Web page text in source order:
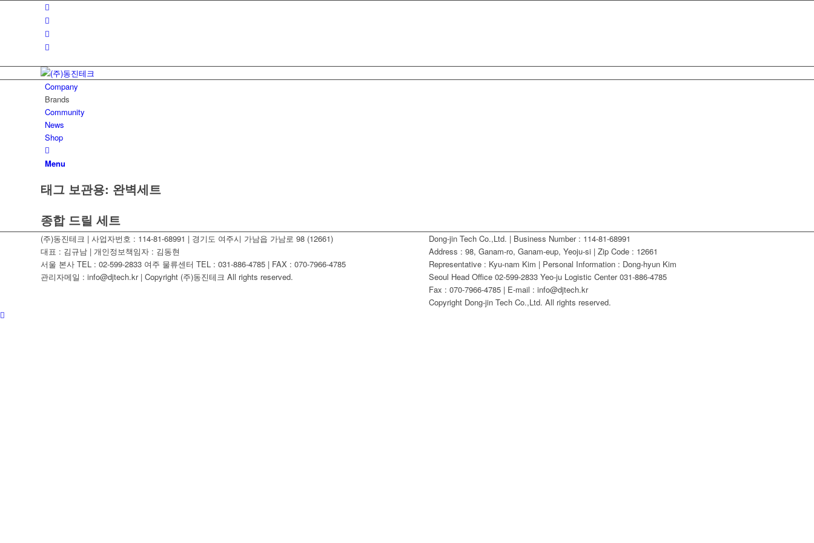
Company
Brands
Community
News
Shop
Menu
태그 보관용: 완벽세트
종합 드릴 세트
(주)동진테크 | 사업자번호 : 114-81-68991 | 경기도 여주시 가남읍 가남로 98 (12661)
대표 : 김규남 | 개인정보책임자 : 김동현
서울 본사 TEL : 02-599-2833 여주 물류센터 TEL : 031-886-4785 | FAX : 070-7966-4785
관리자메일 : info@djtech.kr | Copyright (주)동진테크 All rights reserved.
Dong-jin Tech Co.,Ltd. | Business Number : 114-81-68991
Address : 98, Ganam-ro, Ganam-eup, Yeoju-si | Zip Code : 12661
Representative : Kyu-nam Kim | Personal Information : Dong-hyun Kim
Seoul Head Office 02-599-2833 Yeo-ju Logistic Center 031-886-4785
Fax : 070-7966-4785 | E-mail : info@djtech.kr
Copyright Dong-jin Tech Co.,Ltd. All rights reserved.